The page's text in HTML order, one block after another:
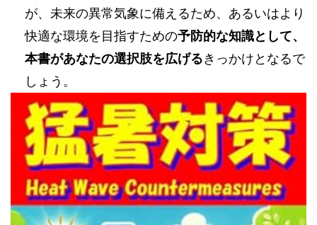
が、未来の異常気象に備えるため、あるいはより
快適な環境を目指すための予防的な知識として、
本書があなたの選択肢を広げるきっかけとなるで
しょう。